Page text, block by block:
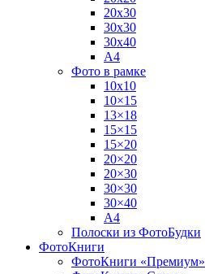
20х30
30х30
30х40
А4
Фото в рамке
10х10
10×15
13×18
15×15
15×20
20×20
20×30
30×30
30×40
A4
Полоски из ФотоБудки
ФотоКниги
ФотоКниги «Премиум»